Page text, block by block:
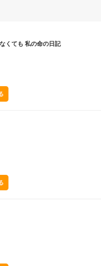
くても 私の命の日記